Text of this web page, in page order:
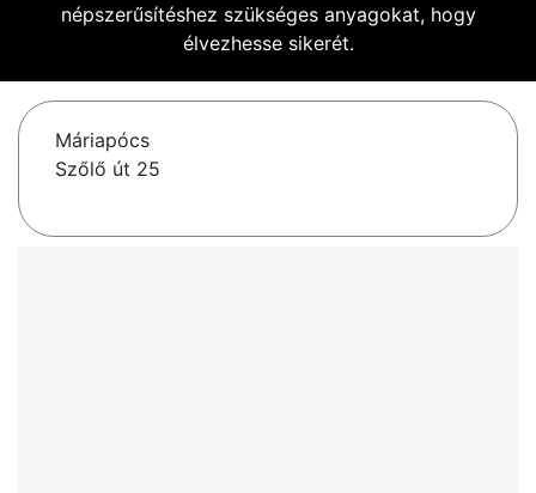
népszerűsítéshez szükséges anyagokat, hogy
élvezhesse sikerét.
Máriapócs
Szőlő út 25